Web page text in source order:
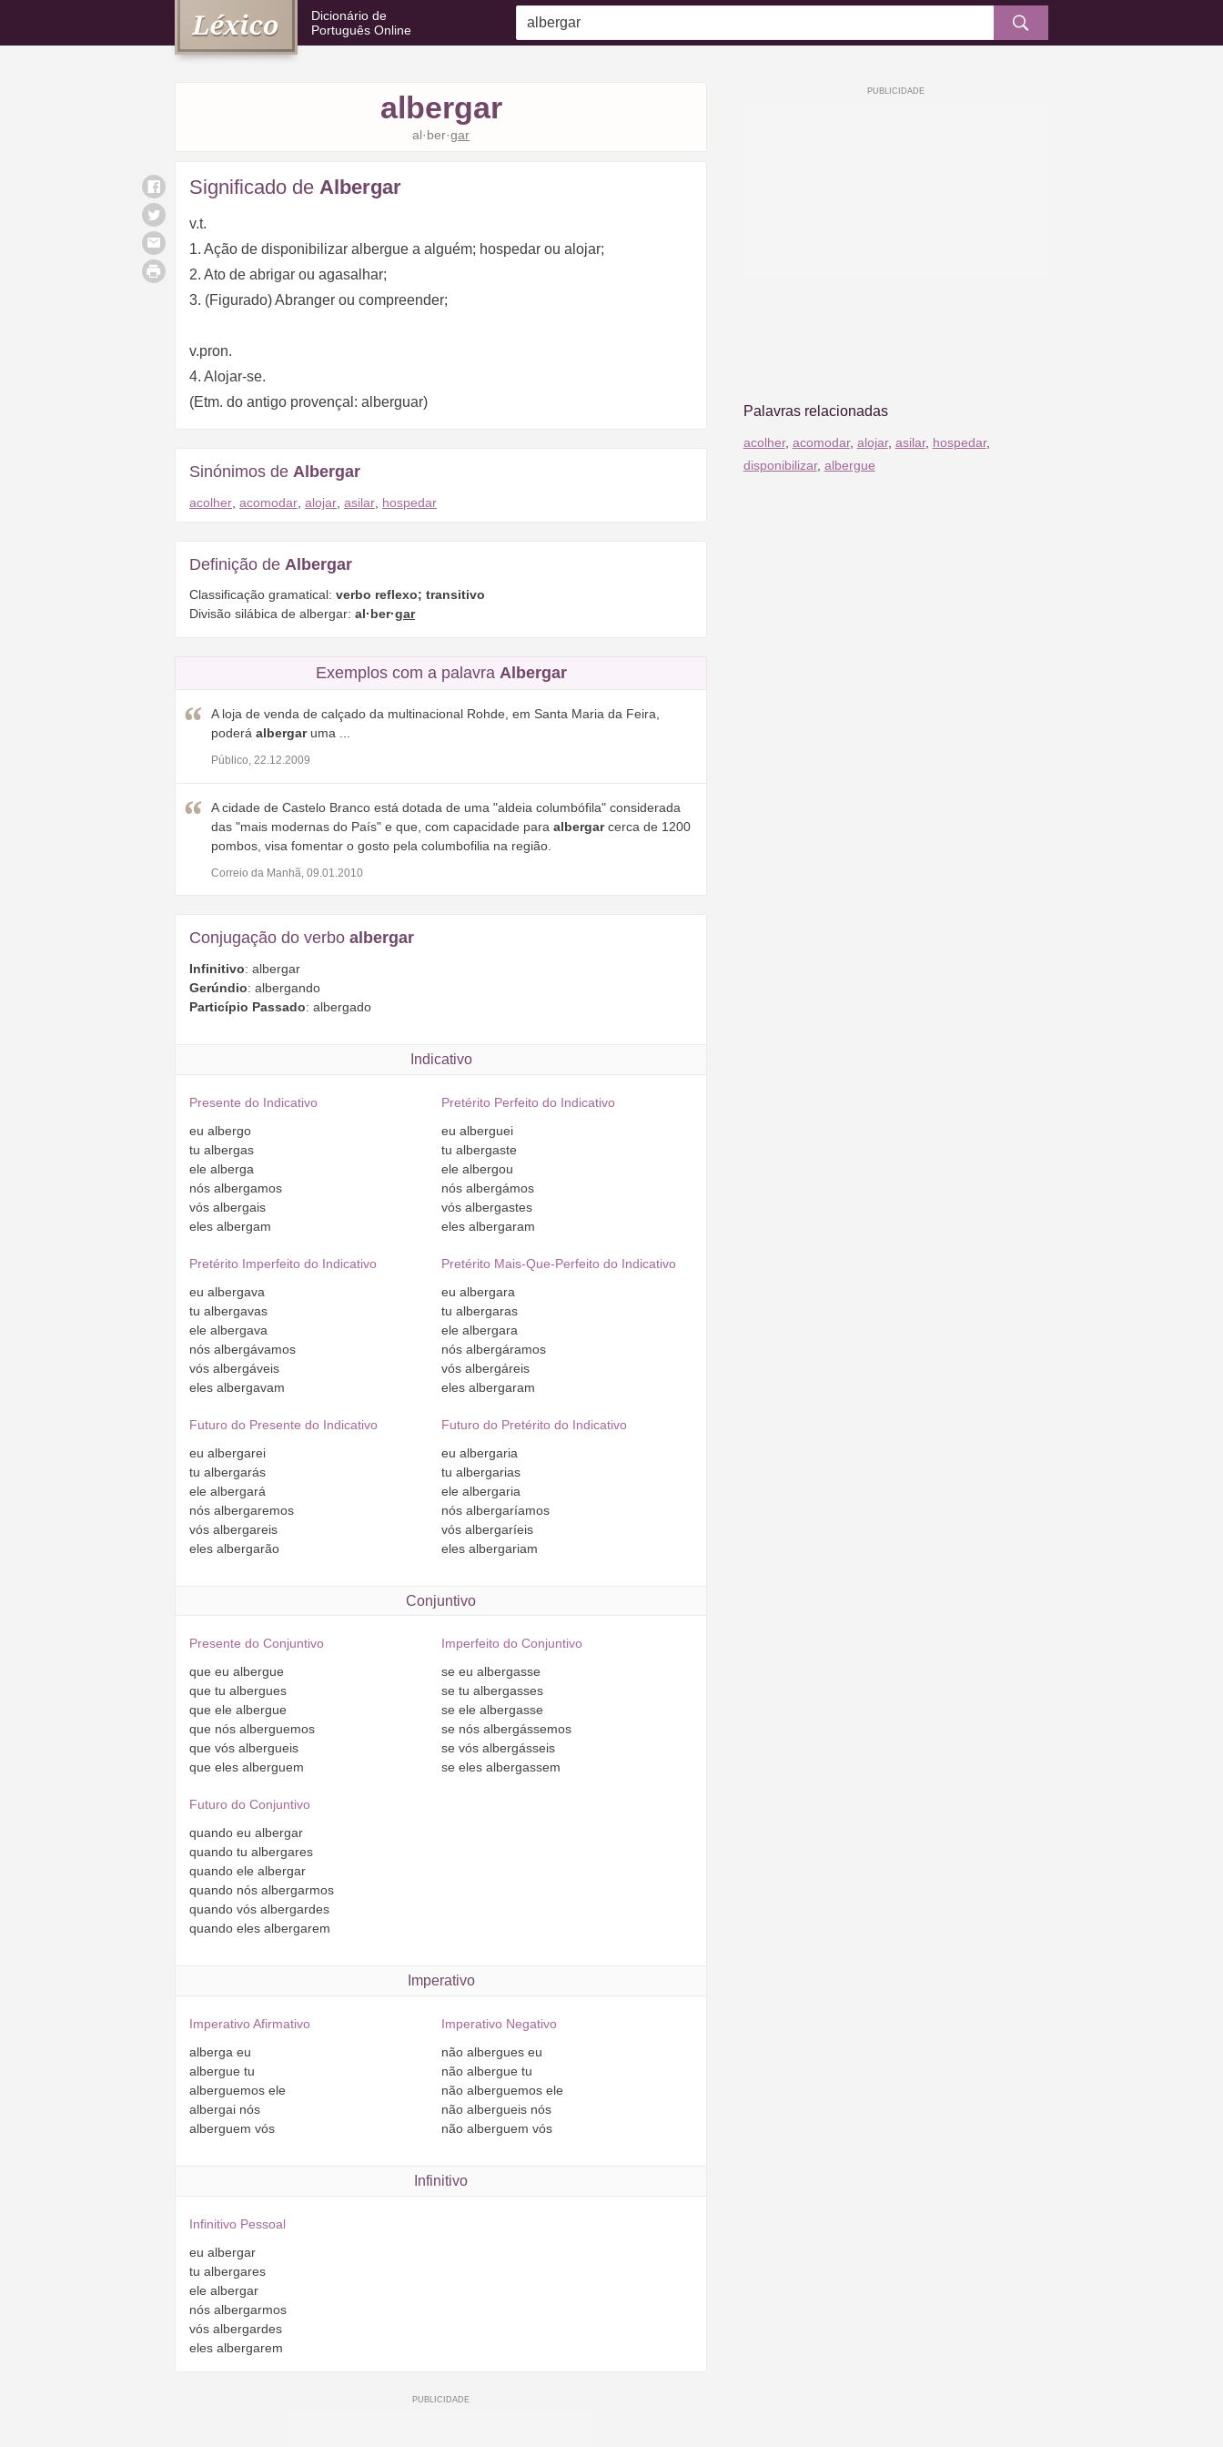
Dicionário de
Português Online
albergar
al·ber·gar
Significado de Albergar
v.t.
1. Ação de disponibilizar albergue a alguém; hospedar ou alojar;
2. Ato de abrigar ou agasalhar;
3. (Figurado) Abranger ou compreender;
v.pron.
4. Alojar-se.
(Etm. do antigo provençal: alberguar)
Sinónimos de Albergar
acolher acomodar alojar asilar hospedar
Definição de Albergar
Classificação gramatical: verbo reflexo; transitivo
Divisão silábica de albergar: al·ber·gar
Exemplos com a palavra Albergar
A loja de venda de calçado da multinacional Rohde, em Santa Maria da Feira,
poderá albergaruma ...
Público, 22.12.2009
A cidade de Castelo Branco está dotada de uma "aldeia columbófila" considerada
das "mais modernas do País" e que, com capacidade para albergarcerca de 1200
pombos, visa fomentar o gosto pela columbofilia na região.
Correio da Manhã, 09.01.2010
Conjugação do verbo albergar
Infinitivo: albergar
Gerúndio: albergando
Particípio Passado: albergado
Indicativo
Presente do Indicativo
eu albergo
tu albergas
ele alberga
nós albergamos
vós albergais
eles albergam
Pretérito Perfeito do Indicativo
eu alberguei
tu albergaste
ele albergou
nósalbergámos
vósalbergastes
elesalbergaram
Pretérito Imperfeito do Indicativo
eu albergava
tu albergavas
ele albergava
nós albergávamos
vós albergáveis
eles albergavam
Pretérito Mais-Que-Perfeito do Indicativo
eu albergara
tu albergaras
ele albergara
nósalbergáramos
vósalbergáreis
elesalbergaram
Futuro do Presente do Indicativo
eu albergarei
tu albergarás
ele albergará
nós albergaremos
vós albergareis
eles albergarão
Futuro do Pretérito do Indicativo
eu albergaria
tu albergarias
ele albergaria
nósalbergaríamos
vósalbergaríeis
elesalbergariam
Conjuntivo
Presente do Conjuntivo
que eu albergue
que tu albergues
que ele albergue
que nós alberguemos
que vós albergueis
que eles alberguem
Imperfeito do Conjuntivo
se eu albergasse
se tu albergasses
se ele albergasse
se nósalbergássemos
se vósalbergásseis
se elesalbergassem
Futuro do Conjuntivo
quando eu albergar
quando tu albergares
quando ele albergar
quando nós albergarmos
quando vós albergardes
quando eles albergarem
Imperativo
Imperativo Afirmativo
alberga eu
albergue tu
alberguemos ele
albergai nós
alberguem vós
Imperativo Negativo
nãoalbergues eu
nãoalbergue tu
nãoalberguemos ele
nãoalbergueis nós
nãoalberguem vós
Infinitivo
Infinitivo Pessoal
eu albergar
tu albergares
ele albergar
nós albergarmos
vós albergardes
eles albergarem
Palavras relacionadas
acolher, acomodar, alojar, asilar, hospedar,
disponibilizar, albergue